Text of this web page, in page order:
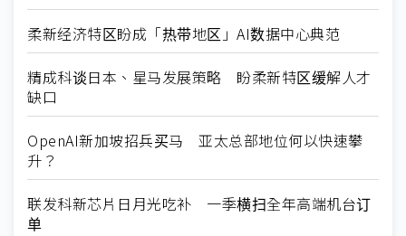
柔新经济特区盼成「热带地区」AI数据中心典范
精成科谈日本、星马发展策略 盼柔新特区缓解人才
缺口
OpenAI新加坡招兵买马 亚太总部地位何以快速攀
升？
联发科新芯片日月光吃补 一季横扫全年高端机台订
单